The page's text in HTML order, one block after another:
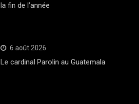
la fin de l’année
6 août 2026
Le cardinal Parolin au Guatemala